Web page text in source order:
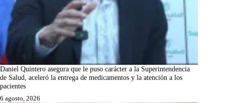
Daniel Quintero asegura que le puso carácter a la Superintendencia
de Salud, aceleró la entrega de medicamentos y la atención a los
pacientes
6 agosto, 2026